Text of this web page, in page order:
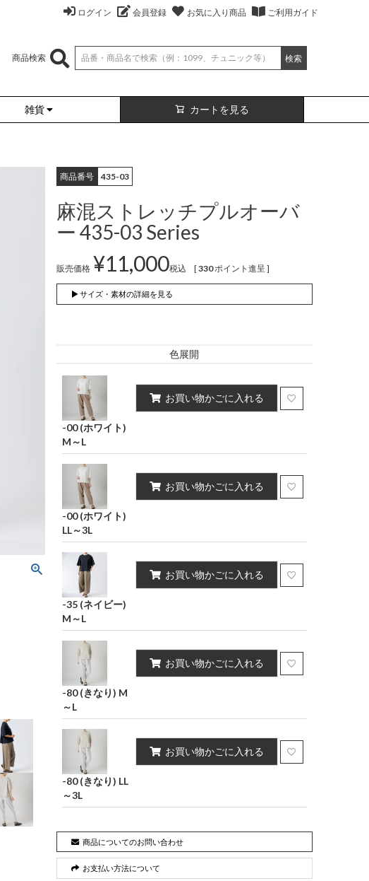
ログイン 会員登録 お気に入り商品 ご利用ガイド
商品検索 検索
スカート
（レーヨン76％、
雑貨 カートを見る
商品番号 435-03
麻混ストレッチプルオーバ
ー 435-03 Series
販売価格 ¥11,000税込 [330ポイント進呈 ]
▶ サイズ・素材の詳細を見る
色展開
-00 (ホワイト)
M～L
お買い物かごに入れる
-00 (ホワイト)
LL～3L
お買い物かごに入れる
-35 (ネイビー)
M～L
お買い物かごに入れる
-80 (きなり) M
～L
お買い物かごに入れる
-80 (きなり) LL
～3L
お買い物かごに入れる
商品についてのお問い合わせ
お支払い方法について